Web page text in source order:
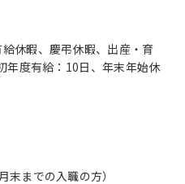
休暇、慶弔休暇、出産・育
度有給：10日、年末年始休
までの入職の方）